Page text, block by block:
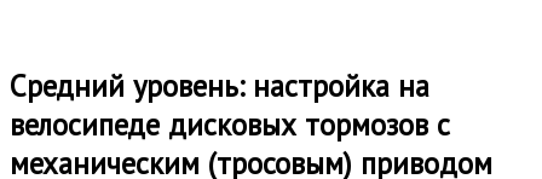
Средний уровень: настройка на
велосипеде дисковых тормозов с
механическим (тросовым) приводом